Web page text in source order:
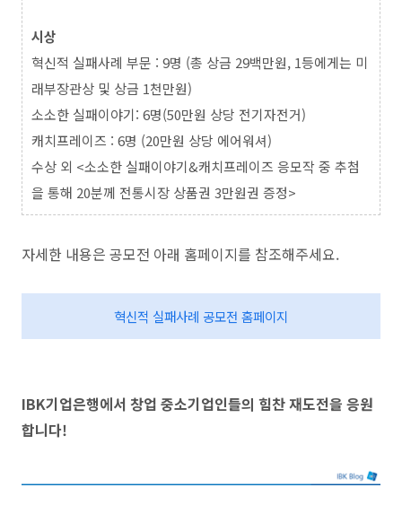
시상
혁신적 실패사례 부문 : 9명 (총 상금 29백만원, 1등에게는 미
래부장관상 및 상금 1천만원)
소소한 실패이야기: 6명(50만원 상당 전기자전거)
캐치프레이즈 : 6명 (20만원 상당 에어워셔)
수상 외 <소소한 실패이야기&캐치프레이즈 응모작 중 추첨
을 통해 20분께 전통시장 상품권 3만원권 증정>
자세한 내용은 공모전 아래 홈페이지를 참조해주세요.
혁신적 실패사례 공모전 홈페이지
IBK기업은행에서 창업 중소기업인들의 힘찬 재도전을 응원
합니다!